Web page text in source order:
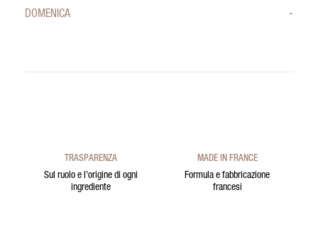
DOMENICA
-
TRASPARENZA
Sul ruolo e l’origine di ogni
ingrediente
MADE IN FRANCE
Formula e fabbricazione
francesi